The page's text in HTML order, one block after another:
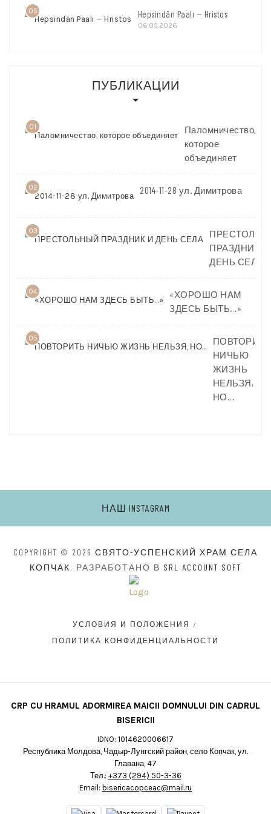
05 Hepsindän Paalı — Hristos
06.05.2026
ПУБЛИКАЦИИ
01
Паломничество,
которое
объединяет
02 2014-11-28 ул. Димитрова
03
ПРАЗДНИК И
ДЕНЬ СЕЛА
04
«ХОРОШО НАМ
ЗДЕСЬ БЫТЬ…»
05
ПОВТОРИТЬ
НИЧЬЮ
ЖИЗНЬ
НЕЛЬЗЯ,
НО…
НАШ INSTAGRAM
COPYRIGHT © 2026 СВЯТО-УСПЕНСКИЙ ХРАМ СЕЛА
КОПЧАК. РАЗРАБОТАНО В SRL ACCOUNT SOFT
УСЛОВИЯ И ПОЛОЖЕНИЯ
ПОЛИТИКА КОНФИДЕНЦИАЛЬНОСТИ
CRP CU HRAMUL ADORMIREA MAICII DOMNULUI DIN CADRUL
BISERICII
IDNO: 1014620006617
Республика Молдова, Чадыр-Лунгский район, село Копчак, ул.
Главана, 47
Тел.: +373 (294) 50-3-36
Email: bisericacopceac@mail.ru